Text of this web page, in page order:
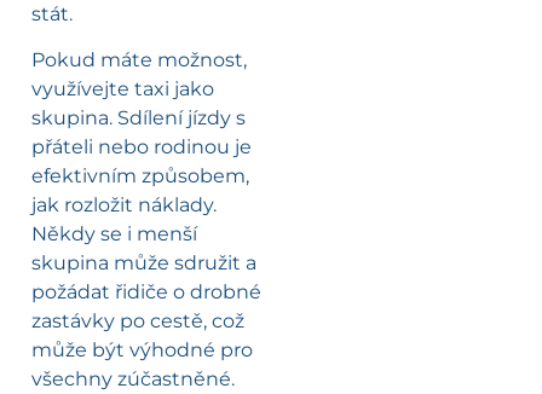
stát.
Pokud máte možnost,
využívejte taxi jako
skupina. Sdílení jízdy s
přáteli nebo rodinou je
efektivním způsobem,
jak rozložit náklady.
Někdy se i menší
skupina může sdružit a
požádat řidiče o drobné
zastávky po cestě, což
může být výhodné pro
všechny zúčastněné.